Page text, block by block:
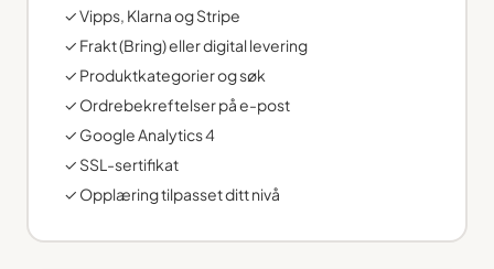
✓ Vipps, Klarna og Stripe
✓ Frakt (Bring) eller digital levering
✓ Produktkategorier og søk
✓ Ordrebekreftelser på e-post
✓ Google Analytics 4
✓ SSL-sertifikat
✓ Opplæring tilpasset ditt nivå